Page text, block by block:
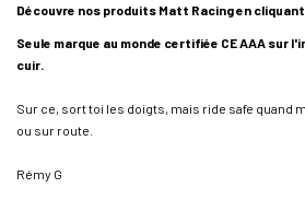
Découvre nos produits Matt Racing en cliquant
Seule marque au monde certifiée CE AAA sur
cuir.
Sur ce, sort toi les doigts, mais ride safe quand
ou sur route.
Rémy G